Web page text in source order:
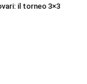
il torneo 3×3